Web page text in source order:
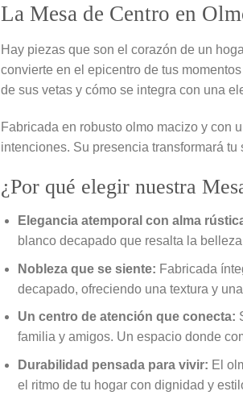
La Mesa de Centro en
Hay piezas que son el corazón de un
convierte en el epicentro de tus
de sus vetas y cómo se integra con una
Fabricada en robusto olmo macizo y con
intenciones. Su presencia transformará
¿Por qué elegir nuestra
Elegancia atemporal con alma
blanco decapado que resalta la
Nobleza que se siente: Fabricada
decapado, ofreciendo una textura y
Un centro de atención que conecta:
familia y amigos. Un espacio donde
Durabilidad pensada para vivir: El
el ritmo de tu hogar con dignidad y